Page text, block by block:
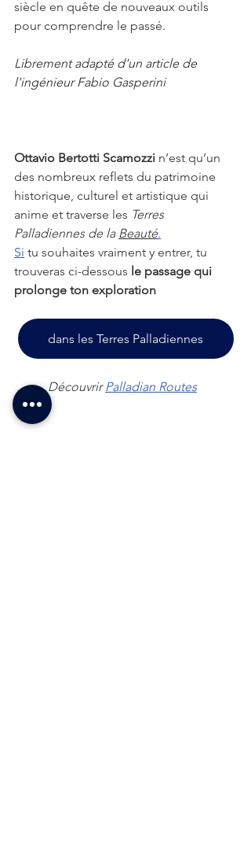
siècle en quête de nouveaux outils
pour comprendre le passé.
Librement adapté d'un article de
l'ingénieur Fabio Gasperini
Ottavio Bertotti Scamozzi n’est qu’un
des nombreux reflets du patrimoine
historique, culturel et artistique qui
anime et traverse les Terres
Palladiennes de la Beauté.
Si tu souhaites vraiment y entrer, tu
trouveras ci-dessous le passage qui
prolonge ton exploration
dans les Terres Palladiennes
Découvrir Palladian Routes